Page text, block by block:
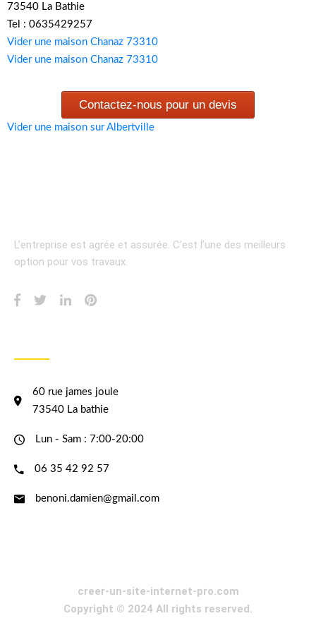
73540 La Bathie
Tel : 0635429257
Vider une maison Chanaz 73310
Vider une maison Chanaz 73310
Contactez-nous pour un devis
Vider une maison sur Albertville
L’entreprise est agrée et assurée. C’est l’une des meilleurs
option pour vos travaux.
60 rue james joule
73540 La bathie
Lun - Sam : 7:00-20:00
06 35 42 92 57
benoni.damien@gmail.com
creer-un-site-internet-pro.com
Copyright © 2024 All rights reserved.